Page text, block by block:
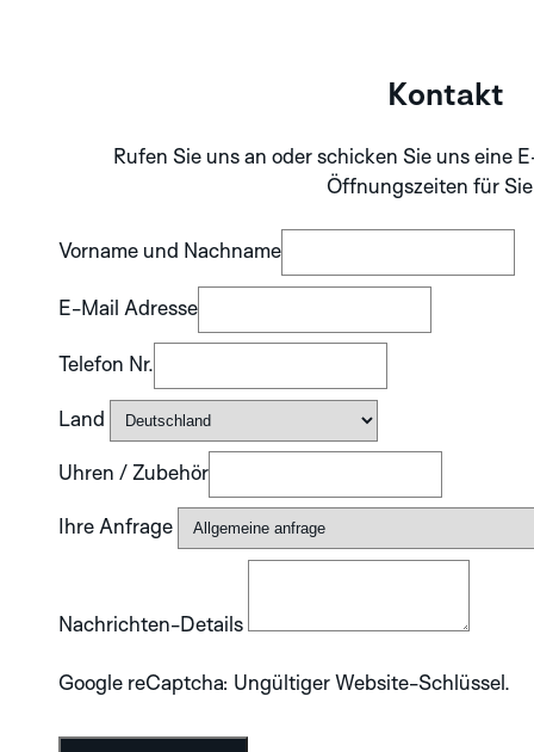
KOLLEKTION
Kontakt
Rufen Sie uns an oder schicken Sie uns eine
Öffnungszeiten für
Vorname und Nachname
E-Mail Adresse
Telefon Nr.
Land
Uhren / Zubehör
Ihre Anfrage
Nachrichten-Details
Google reCaptcha: Ungültiger Website-Schlüssel.